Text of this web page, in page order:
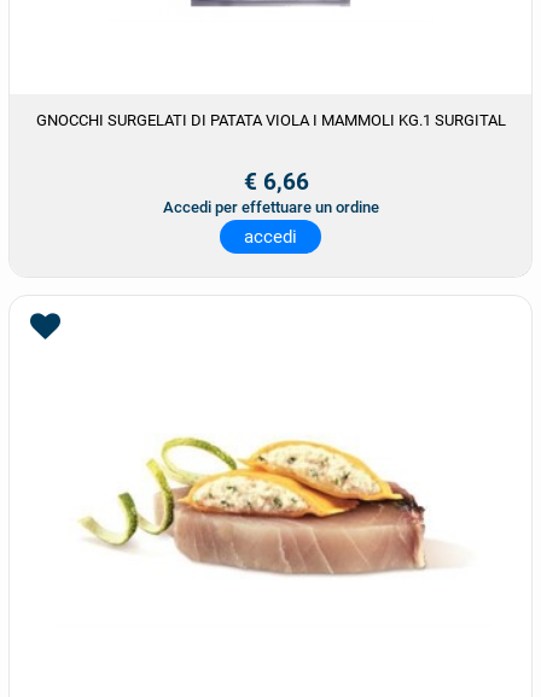
GNOCCHI SURGELATI DI PATATA VIOLA I MAMMOLI KG.1 SURGITAL
€ 6,66
Accedi per effettuare un ordine
accedi